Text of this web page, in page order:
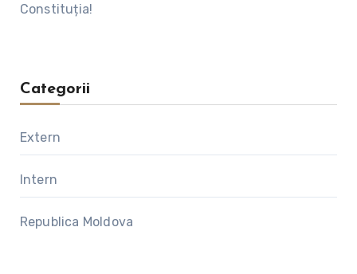
Constituția!
Categorii
Extern
Intern
Republica Moldova